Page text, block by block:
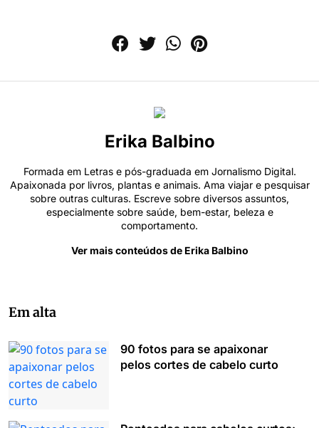
Erika Balbino
Formada em Letras e pós-graduada em Jornalismo Digital.
Apaixonada por livros, plantas e animais. Ama viajar e pesquisar
sobre outras culturas. Escreve sobre diversos assuntos,
especialmente sobre saúde, bem-estar, beleza e
comportamento.
Ver mais conteúdos de Erika Balbino
Em alta
90 fotos para se apaixonar
pelos cortes de cabelo curto